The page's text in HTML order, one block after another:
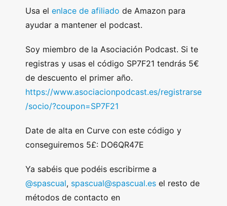
Usa el enlace de afiliado de Amazon para
ayudar a mantener el podcast.
Soy miembro de la Asociación Podcast. Si te
registras y usas el código SP7F21 tendrás 5€
de descuento el primer año.
https://www.asociacionpodcast.es/registrarse
/socio/?coupon=SP7F21
Date de alta en Curve con este código y
conseguiremos 5£: DO6QR47E
Ya sabéis que podéis escribirme a
@spascual, spascual@spascual.es el resto de
métodos de contacto en